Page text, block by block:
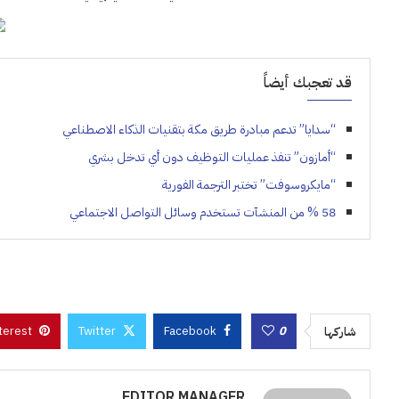
قد تعجبك أيضاً
“سدايا” تدعم مبادرة طريق مكة بتقنيات الذكاء الاصطناعي
“أمازون” تنفذ عمليات التوظيف دون أي تدخل بشري
“مايكروسوفت” تختبر الترجمة الفورية
58 % من المنشآت تستخدم وسائل التواصل الاجتماعي
شاركها 0
Facebook
Twitter